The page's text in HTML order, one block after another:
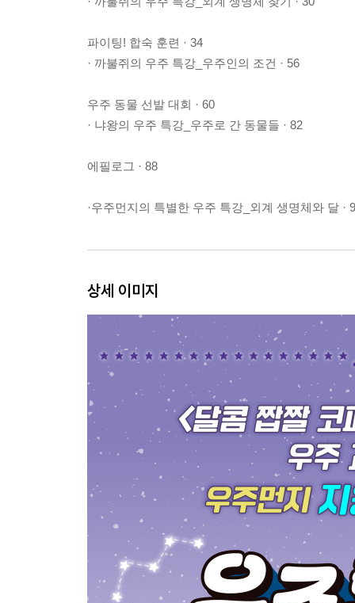
파이팅! 합숙 훈련 · 34
· 까불쥐의 우주 특강_우주인의 조건 · 56
우주 동물 선발 대회 · 60
· 냐왕의 우주 특강_우주로 간 동물들 · 82
에필로그 · 88
·우주먼지의 특별한 우주 특강_외계 생명체와 달 ·
상세 이미지